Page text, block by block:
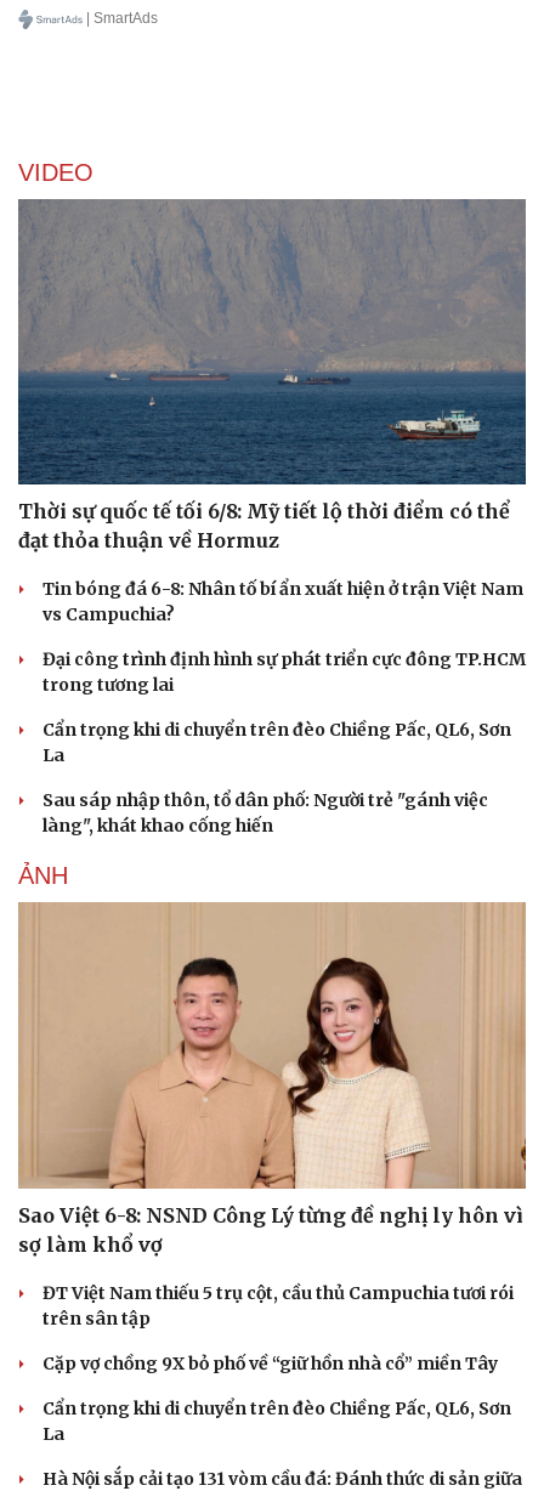
Du lịch
Tư vấn
Săn Tour
check-in
Podcast
| SmartAds
VIDEO
Thời sự quốc tế tối 6/8: Mỹ tiết lộ thời điểm có thể
đạt thỏa thuận về Hormuz
Tin bóng đá 6-8: Nhân tố bí ẩn xuất hiện ở trận Việt Nam
vs Campuchia?
Đại công trình định hình sự phát triển cực đông TP.HCM
trong tương lai
Cẩn trọng khi di chuyển trên đèo Chiềng Pấc, QL6, Sơn
La
Sau sáp nhập thôn, tổ dân phố: Người trẻ "gánh việc
làng", khát khao cống hiến
ẢNH
Sao Việt 6-8: NSND Công Lý từng đề nghị ly hôn vì
sợ làm khổ vợ
ĐT Việt Nam thiếu 5 trụ cột, cầu thủ Campuchia tươi rói
trên sân tập
Cặp vợ chồng 9X bỏ phố về “giữ hồn nhà cổ” miền Tây
Cẩn trọng khi di chuyển trên đèo Chiềng Pấc, QL6, Sơn
La
Hà Nội sắp cải tạo 131 vòm cầu đá: Đánh thức di sản giữa